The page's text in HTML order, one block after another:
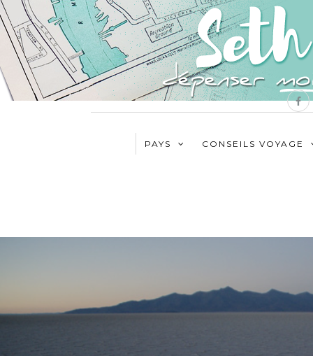
PAYS CONSEILS VOYAGE